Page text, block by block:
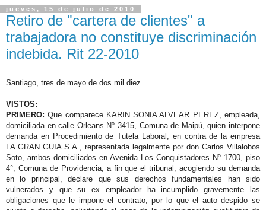
jueves, 15 de julio de 2010
Retiro de "cartera de clientes" a
trabajadora no constituye discriminación
indebida. Rit 22-2010
Santiago, tres de mayo de dos mil diez.
VISTOS:
PRIMERO: Que comparece KARIN SONIA ALVEAR PEREZ, empleada,
domiciliada en calle Orleans Nº 3415, Comuna de Maipú, quien interpone
demanda en Procedimiento de Tutela Laboral, en contra de la empresa
LA GRAN GUIA S.A., representada legalmente por don Carlos Villalobos
Soto, ambos domiciliados en Avenida Los Conquistadores Nº 1700, piso
4°, Comuna de Providencia, a fin que el tribunal, acogiendo su demanda
en lo principal, declare que sus derechos fundamentales han sido
vulnerados y que su ex empleador ha incumplido gravemente las
obligaciones que le impone el contrato, por lo que el auto despido se